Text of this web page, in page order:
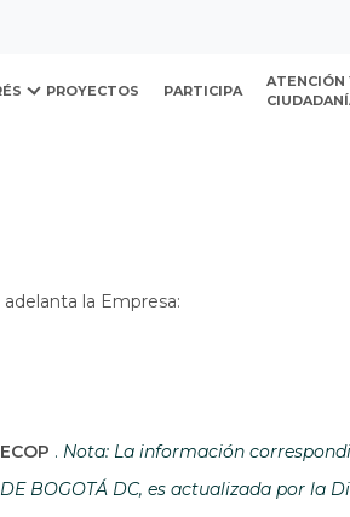
Urbano
PROYECTOS PARTICIPA
ATENCIÓN
la Empresa:
Abre en una nueva ventana
. Nota: La información
DE BOGOTÁ DC, es actualizada por